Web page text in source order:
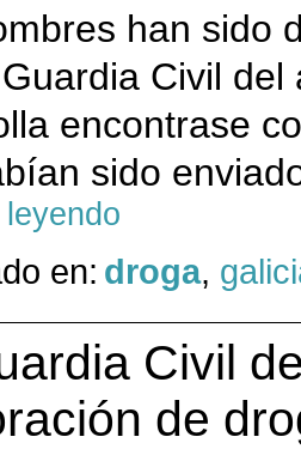
han sido
Civil
encontrase
sido
en: droga,
Civil
de